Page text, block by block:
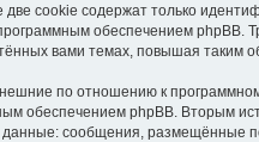
cookie содержат только
обеспечением phpBB.
вами темах, повышая таким
по отношению к
обеспечением phpBB. Вторым
сообщения, размещённые